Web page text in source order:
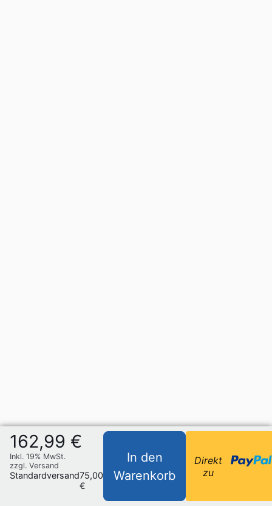
162,99 €
Inkl. 19% MwSt.
zzgl. Versand
Standardversand75,00
€
In den
Warenkorb
Direkt
zu